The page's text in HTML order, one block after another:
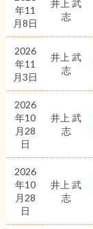
年11
月8日
井上 武
志
2026
年11
月3日
井上 武
志
2026
年10
月28
日
井上 武
志
2026
年10
月28
日
井上 武
志